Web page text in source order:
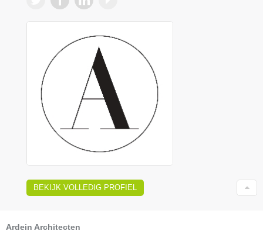
BEKIJK VOLLEDIG PROFIEL
Ardein Architecten